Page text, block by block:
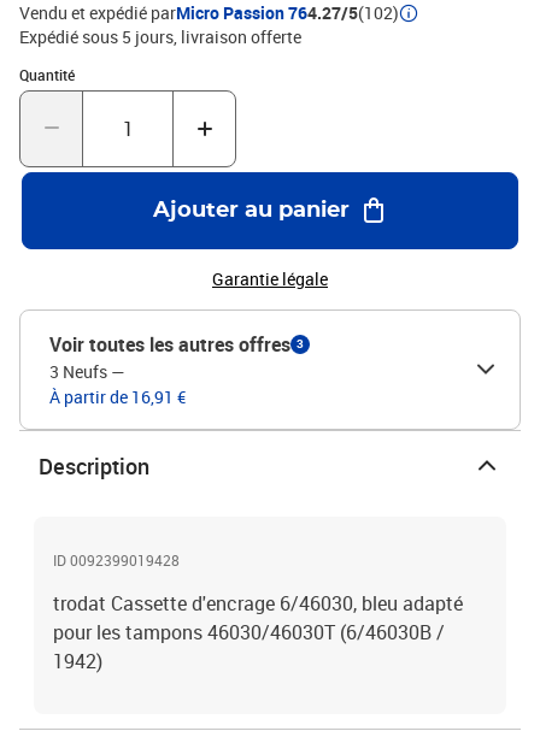
Vendu et expédié parMicro Passion 764.27/5(102)
Expédié sous 5 jours livraison offerte
Quantité
Quantité : 1
Ajouter au panier
Garantie légale
Voir toutes les autres offres 3
3 Neufs —
À partir de 16,91 €
Description
ID 0092399019428
trodat Cassette d'encrage 6/46030, bleu adapté
pour les tampons 46030/46030T (6/46030B /
1942)